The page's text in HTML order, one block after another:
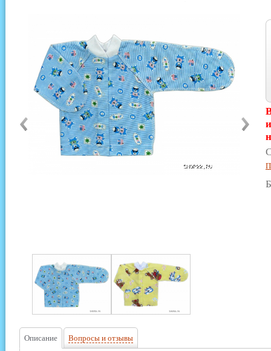
Описание Вопросы и отзывы